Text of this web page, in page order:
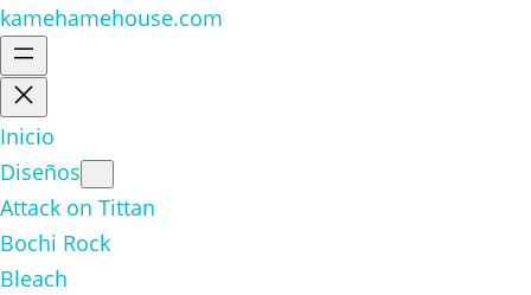
kamehamehouse.com
Inicio
Diseños
Attack on Tittan
Bochi Rock
Bleach